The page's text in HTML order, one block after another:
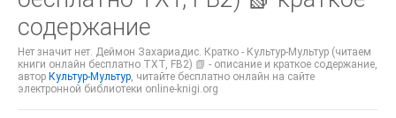
содержание
Нет значит нет. Деймон Захариадис. Кратко - Культур-Мультур (читаем
книги онлайн бесплатно TXT, FB2) 📗 - описание и краткое содержание,
автор Культур-Мультур , читайте бесплатно онлайн на сайте
электронной библиотеки online-knigi.org